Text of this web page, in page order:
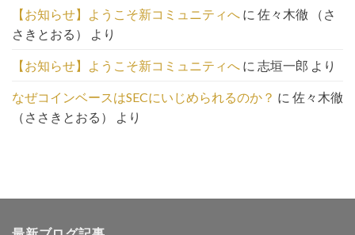
【お知らせ】ようこそ新コミュニティへ に 佐々木徹 （さ
さきとおる）
より
【お知らせ】ようこそ新コミュニティへ に 志垣一郎 より
なぜコインベースはSECにいじめられるのか？ に 佐々木徹
（ささきとおる）
より